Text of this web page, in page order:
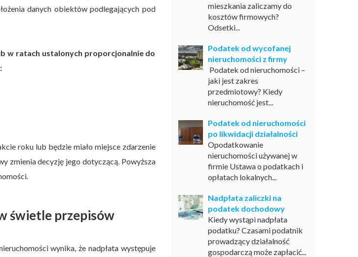
danych obiektów podlegających pod
w ratach ustalonych proporcjonalnie do
roku lub będzie miało miejsce zdarzenie
zmienia decyzję jego dotyczącą. Powyższa
świetle przepisów
wynika, że nadpłata występuje
mieszkania zaliczamy do
kosztów firmowych?
Odsetki...
Podatek od wycofanej
nieruchomości z firmy
Podatek od nieruchomości –
jaki jest zakres
przedmiotowy? Kiedy
nieruchomość jest...
Podatek od nieruchomości
po likwidacji działalności
Opodatkowanie
nieruchomości używanej w
firmie Ustawa o podatkach i
opłatach lokalnych...
Nadpłata zaliczki na
podatek dochodowy
Kiedy wystąpi nadpłata
podatku? Czasami podatnik
prowadzący działalność
gospodarczą może zapłacić...